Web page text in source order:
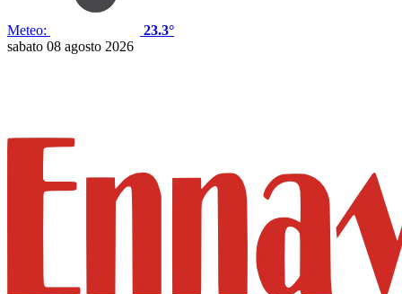
Meteo:
23.3°
sabato 08 agosto 2026